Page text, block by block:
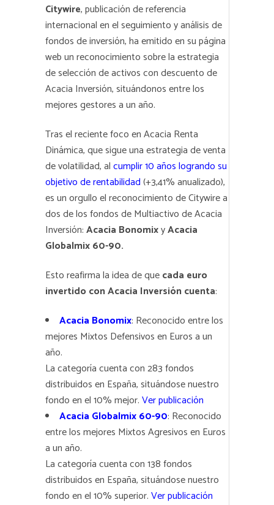
Citywire, publicación de referencia
internacional en el seguimiento y análisis de
fondos de inversión, ha emitido en su página
web un reconocimiento sobre la estrategia
de selección de activos con descuento de
Acacia Inversión, situándonos entre los
mejores gestores a un año.
Tras el reciente foco en Acacia Renta
Dinámica, que sigue una estrategia de venta
de volatilidad, alcumplir 10 años logrando su
objetivo de rentabilidad(+3,41% anualizado),
es un orgullo el reconocimiento de Citywire a
dos de los fondos de Multiactivo de Acacia
Inversión:Acacia BonomixyAcacia
Globalmix 60-90.
Esto reafirma la idea de quecada euro
invertido con Acacia Inversión cuenta:
Acacia Bonomix: Reconocido entre los
mejores Mixtos Defensivos en Euros a un
año.
La categoría cuenta con 283 fondos
distribuidos en España, situándose nuestro
fondo en el 10% mejor.Ver publicación
Acacia Globalmix 60-90: Reconocido
entre los mejores Mixtos Agresivos en Euros
a un año.
La categoría cuenta con 138 fondos
distribuidos en España, situándose nuestro
fondo en el 10% superior.Ver publicación